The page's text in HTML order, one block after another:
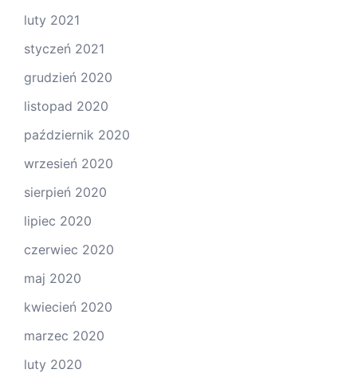
luty 2021
styczeń 2021
grudzień 2020
listopad 2020
październik 2020
wrzesień 2020
sierpień 2020
lipiec 2020
czerwiec 2020
maj 2020
kwiecień 2020
marzec 2020
luty 2020